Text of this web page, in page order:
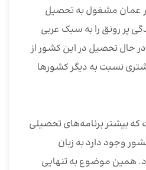
عمان مشغول به تحصیل
پر رونق را به سبک عربی
حال تحصیل در این کشور از
نسبت به دیگر کشورها
که بیشتر برنامه‌های تحصیلی
وجود دارد به زبان
همین موضوع به تنهایی